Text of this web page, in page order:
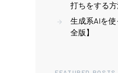
打ちをする
生成系AIを
全版】